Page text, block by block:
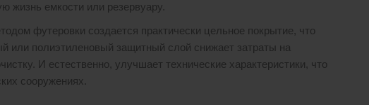
жизнь емкости или резервуару.
футеровки создается практически цельное покрытие, что
или полиэтиленовый защитный слой снижает затраты на
И естественно, улучшает технические характеристики, что
сооружениях.